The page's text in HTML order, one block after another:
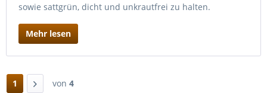
sowie sattgrün, dicht und unkrautfrei zu halten.
Mehr lesen
1 von 4